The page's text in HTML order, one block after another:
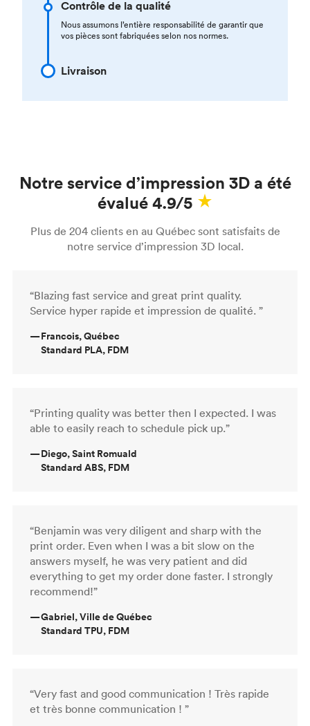
Contrôle de la qualité
Nous assumons l’entière responsabilité de garantir que
vos pièces sont fabriquées selon nos normes.
Livraison
Notre service d’impression 3D a été
évalué 4.9/5
Plus de 204 clients en au Québec sont satisfaits de
notre service d’impression 3D local.
“Blazing fast service and great print quality.
Service hyper rapide et impression de qualité. ”
—Francois, Québec
Standard PLA, FDM
“Printing quality was better then I expected. I was
able to easily reach to schedule pick up.”
—Diego, Saint Romuald
Standard ABS, FDM
“Benjamin was very diligent and sharp with the
print order. Even when I was a bit slow on the
answers myself, he was very patient and did
everything to get my order done faster. I strongly
recommend!”
—Gabriel, Ville de Québec
Standard TPU, FDM
“Very fast and good communication ! Très rapide
et très bonne communication ! ”